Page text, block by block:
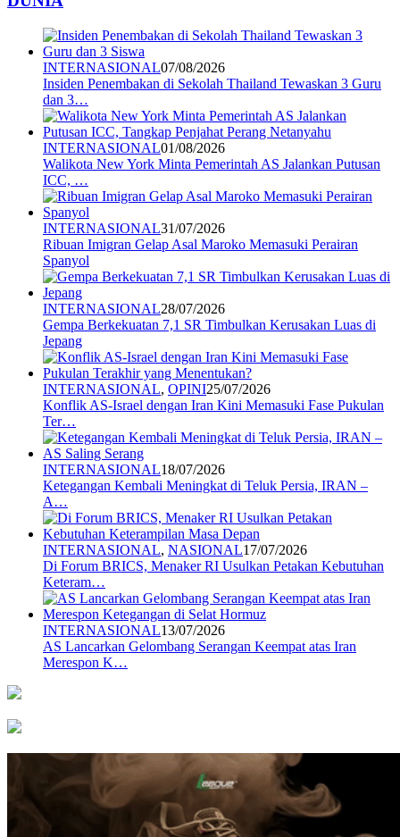
INTERNASIONAL07/08/2026
Insiden Penembakan di Sekolah Thailand Tewaskan 3 Guru
dan 3…
INTERNASIONAL01/08/2026
Walikota New York Minta Pemerintah AS Jalankan Putusan
ICC, …
INTERNASIONAL31/07/2026
Ribuan Imigran Gelap Asal Maroko Memasuki Perairan
Spanyol
INTERNASIONAL28/07/2026
Gempa Berkekuatan 7,1 SR Timbulkan Kerusakan Luas di
Jepang
INTERNASIONAL, OPINI25/07/2026
Konflik AS-Israel dengan Iran Kini Memasuki Fase Pukulan
Ter…
INTERNASIONAL18/07/2026
Ketegangan Kembali Meningkat di Teluk Persia, IRAN –
A…
INTERNASIONAL, NASIONAL17/07/2026
Di Forum BRICS, Menaker RI Usulkan Petakan Kebutuhan
Keteram…
INTERNASIONAL13/07/2026
AS Lancarkan Gelombang Serangan Keempat atas Iran
Merespon K…